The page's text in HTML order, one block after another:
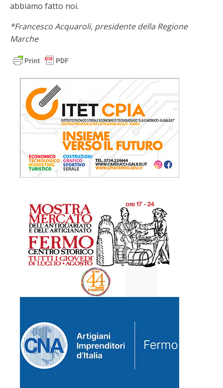
abbiamo fatto noi.
*Francesco Acquaroli, presidente della Regione
Marche